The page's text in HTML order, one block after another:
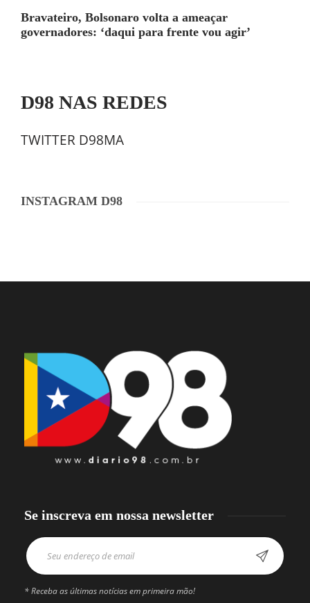
Bravateiro, Bolsonaro volta a ameaçar
governadores: ‘daqui para frente vou agir’
D98 NAS REDES
TWITTER D98MA
INSTAGRAM D98
Se inscreva em nossa newsletter
* Receba as últimas notícias em primeira mão!